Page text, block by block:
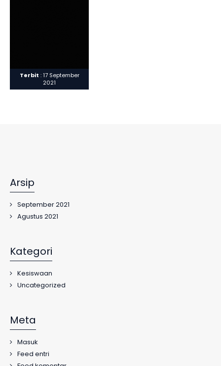
Terbit : 17 September
2021
Arsip
September 2021
Agustus 2021
Kategori
Kesiswaan
Uncategorized
Meta
Masuk
Feed entri